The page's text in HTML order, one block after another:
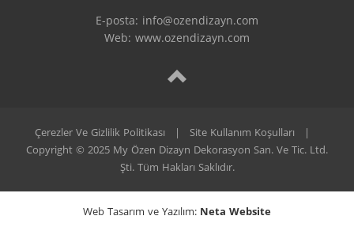
E-posta: info@ozendizayn.com
Web: www.ozendizayn.com
Çerezler Ve Gizlilik Politikası | Site Kullanım Koşulları
|
Copyright © 2025 My Özen Dizayn Dekorasyon San. Ve Tic. Ltd.
Şti. Tüm Hakları Saklıdır.
Web Tasarım ve Yazılım: Neta Website